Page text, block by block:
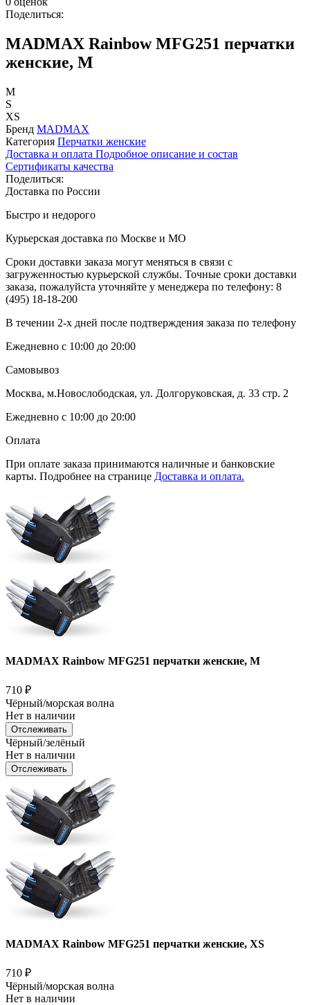
Поделиться:
MADMAX Rainbow MFG251 перчатки
женские, M
M
S
XS
Бренд MADMAX
Категория Перчатки женские
Доставка и оплата Подробное описание и состав
Сертификаты качества
Поделиться:
Доставка по России
Быстро и недорого
Курьерская доставка по Москве и МО
Сроки доставки заказа могут меняться в связи с
загруженностью курьерской службы. Точные сроки доставки
заказа, пожалуйста уточняйте у менеджера по телефону: 8
(495) 18-18-200
В течении 2-х дней после подтверждения заказа по телефону
Ежедневно с 10:00 до 20:00
Самовывоз
Москва, м.Новослободская, ул. Долгоруковская, д. 33 стр. 2
Ежедневно с 10:00 до 20:00
Оплата
При оплате заказа принимаются наличные и банковские
карты. Подробнее на странице Доставка и оплата.
MADMAX Rainbow MFG251 перчатки женские, M
710 ₽
Чёрный/морская волна
Нет в наличии
Отслеживать
Чёрный/зелёный
Нет в наличии
Отслеживать
MADMAX Rainbow MFG251 перчатки женские, XS
710 ₽
Чёрный/морская волна
Нет в наличии